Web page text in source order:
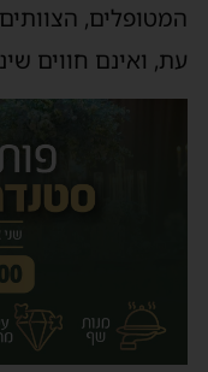
המטופלים,
עת, ואינם חווים